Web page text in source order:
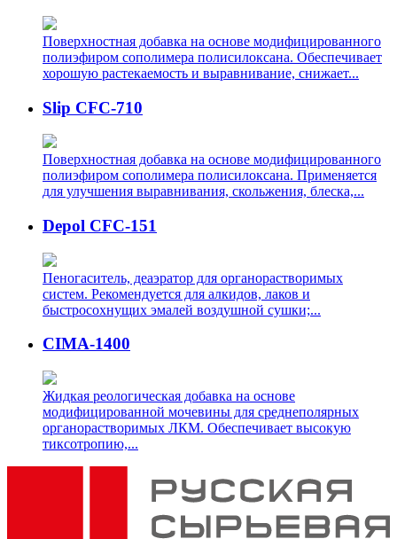
Поверхностная добавка на основе модифицированного
полиэфиром сополимера полисилоксана. Обеспечивает
хорошую растекаемость и выравнивание, снижает...
Slip CFC-710
Поверхностная добавка на основе модифицированного
полиэфиром сополимера полисилоксана. Применяется
для улучшения выравнивания, скольжения, блеска,...
Depol CFC-151
Пеногаситель, деаэратор для органорастворимых
систем. Рекомендуется для алкидов, лаков и
быстросохнущих эмалей воздушной сушки;...
CIMA-1400
Жидкая реологическая добавка на основе
модифицированной мочевины для среднеполярных
органорастворимых ЛКМ. Обеспечивает высокую
тиксотропию,...